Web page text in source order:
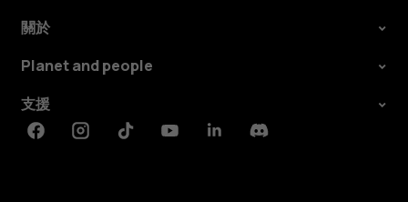
關於
Planet and people
支援
FacebookInstagramTiktokYoutubeLinkedinDiscord